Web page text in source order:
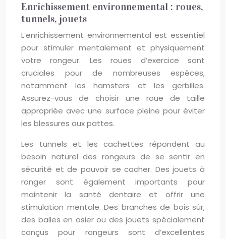
Enrichissement environnemental : roues,
tunnels, jouets
L’enrichissement environnemental est essentiel
pour stimuler mentalement et physiquement
votre rongeur. Les roues d’exercice sont
cruciales pour de nombreuses espèces,
notamment les hamsters et les gerbilles.
Assurez-vous de choisir une roue de taille
appropriée avec une surface pleine pour éviter
les blessures aux pattes.
Les tunnels et les cachettes répondent au
besoin naturel des rongeurs de se sentir en
sécurité et de pouvoir se cacher. Des jouets à
ronger sont également importants pour
maintenir la santé dentaire et offrir une
stimulation mentale. Des branches de bois sûr,
des balles en osier ou des jouets spécialement
conçus pour rongeurs sont d’excellentes